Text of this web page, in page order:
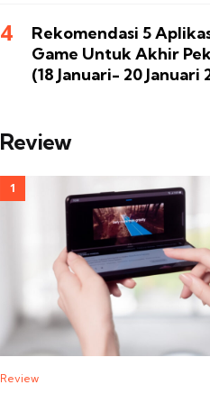
Rekomendasi 5
Game Untuk Akhir
(18 Januari- 20 Januari
Review
Review